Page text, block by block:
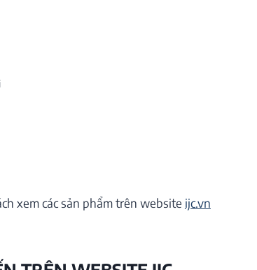
xem các sản phẩm trên website ijc.vn